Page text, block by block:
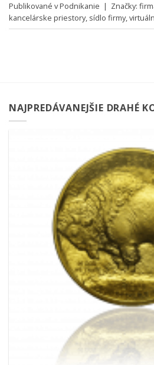
Publikované vPodnikanie | Značky:
kancelárske priestory, sídlo firmy,
NAJPREDÁVANEJŠIE DRAHÉ